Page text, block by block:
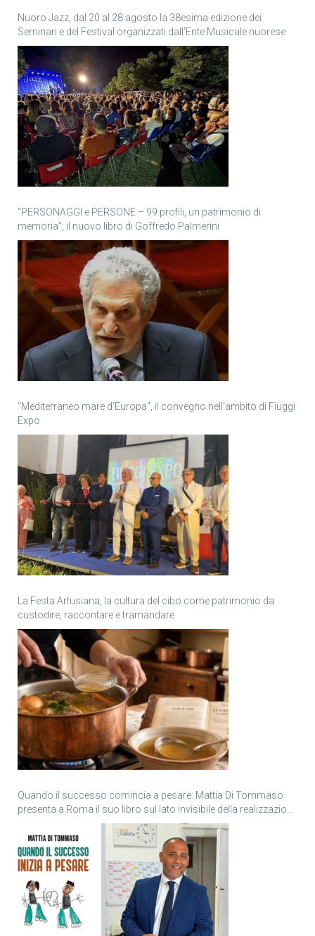
Nuoro Jazz, dal 20 al 28 agosto la 38esima edizione dei
Seminari e del Festival organizzati dall’Ente Musicale nuorese
“PERSONAGGI e PERSONE – 99 profili, un patrimonio di
memoria”, il nuovo libro di Goffredo Palmerini
“Mediterraneo mare d’Europa”, il convegno nell’ambito di Fiuggi
Expo
La Festa Artusiana, la cultura del cibo come patrimonio da
custodire, raccontare e tramandare
Quando il successo comincia a pesare: Mattia Di Tommaso
presenta a Roma il suo libro sul lato invisibile della realizzazione